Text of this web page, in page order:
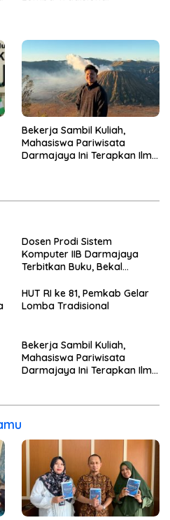
Bekerja Sambil Kuliah,
Mahasiswa Pariwisata
Darmajaya Ini Terapkan Ilmu
Dosen Prodi Sistem
Komputer IIB Darmajaya
Terbitkan Buku, Bekal
Sensor dan Aktuator
HUT RI ke 81, Pemkab Gelar
Lomba Tradisional
Bekerja Sambil Kuliah,
Mahasiswa Pariwisata
Darmajaya Ini Terapkan Ilmu